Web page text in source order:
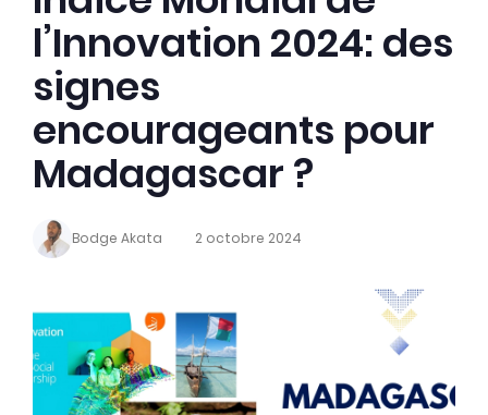
l’Innovation 2024: des
signes
encourageants pour
Madagascar ?
Bodge Akata 2 octobre 2024